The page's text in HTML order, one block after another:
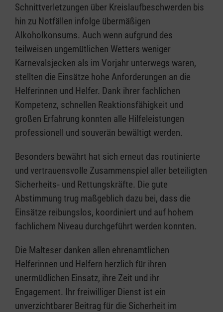
Schnittverletzungen über Kreislaufbeschwerden bis
hin zu Notfällen infolge übermäßigen
Alkoholkonsums. Auch wenn aufgrund des
teilweisen ungemütlichen Wetters weniger
Karnevalsjecken als im Vorjahr unterwegs waren,
stellten die Einsätze hohe Anforderungen an die
Helferinnen und Helfer. Dank ihrer fachlichen
Kompetenz, schnellen Reaktionsfähigkeit und
großen Erfahrung konnten alle Hilfeleistungen
professionell und souverän bewältigt werden.
Besonders bewährt hat sich erneut das routinierte
und vertrauensvolle Zusammenspiel aller beteiligten
Sicherheits‑ und Rettungskräfte. Die gute
Abstimmung trug maßgeblich dazu bei, dass die
Einsätze reibungslos, koordiniert und auf hohem
fachlichem Niveau durchgeführt werden konnten.
Die Malteser danken allen ehrenamtlichen
Helferinnen und Helfern herzlich für ihren
unermüdlichen Einsatz, ihre Zeit und ihr
Engagement. Ihr freiwilliger Dienst ist ein
unverzichtbarer Beitrag für die Sicherheit im